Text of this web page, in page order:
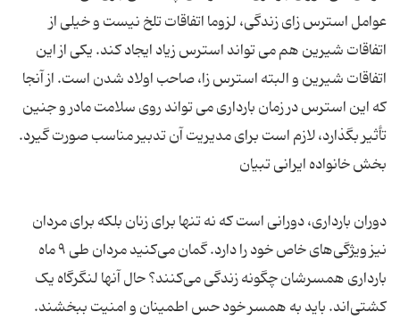
عوامل استرس زای زندگی، لزوما اتفاقات تلخ نیست و خیلی از
اتفاقات شیرین هم می تواند استرس زیاد ایجاد کند. یکی از این
اتفاقات شیرین و البته استرس زا، صاحب اولاد شدن است. از آنجا
که این استرس در زمان بارداری می تواند روی سلامت مادر و جنین
دوران بارداری، دورانی است که نه تنها برای زنان بلکه برای مردان
نیز ویژگی‌های خاص خود را دارد. گمان می‌کنید مردان طی ۹ ماه
بارداری همسرشان چگونه زندگی می‌کنند؟ حال آنها لنگرگاه یک
کشتی‌اند. باید به همسر خود حس اطمینان و امنیت ببخشند.